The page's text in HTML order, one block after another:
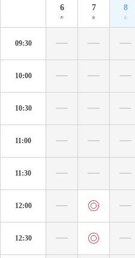
6
木
7
金
8
土
09:30
10:00
10:30
11:00
11:30
12:00
12:30